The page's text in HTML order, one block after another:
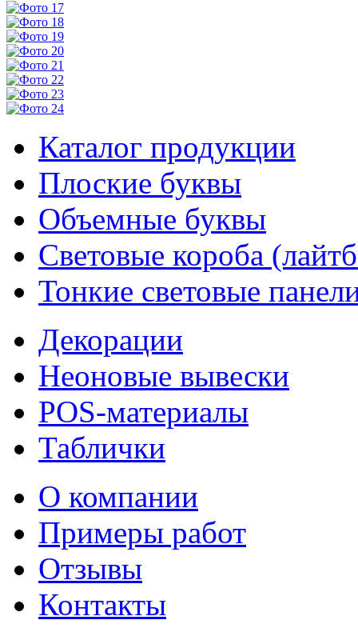
Каталог продукции
Плоские буквы
Объемные буквы
Световые короба
Тонкие световые
Декорации
Неоновые вывески
POS-материалы
Таблички
О компании
Примеры работ
Отзывы
Контакты